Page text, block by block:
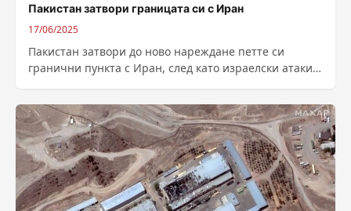
Пакистан затвори границата си с Иран
17/06/2025
Пакистан затвори до ново нареждане петте си
гранични пункта с Иран, след като израелски атаки